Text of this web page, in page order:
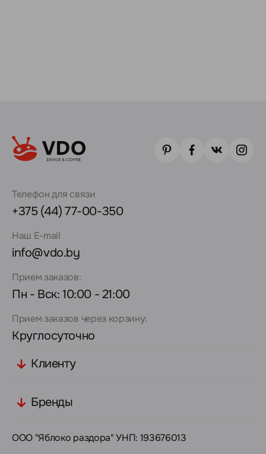
Телефон для связи
+375 (44) 77-00-350
Наш E-mail
info@vdo.by
Прием заказов:
Пн - Вск: 10:00 - 21:00
Прием заказов через корзину:
Круглосуточно
Клиенту
Бренды
ООО "Яблоко раздора" УНП: 193676013